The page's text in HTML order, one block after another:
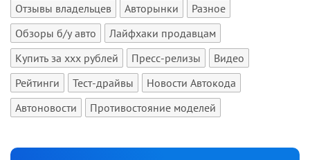
Отзывы владельцев
Авторынки
Разное
Обзоры б/у авто
Лайфхаки продавцам
Купить за xxx рублей
Пресс-релизы
Видео
Рейтинги
Тест-драйвы
Новости Автокода
Автоновости
Противостояние моделей